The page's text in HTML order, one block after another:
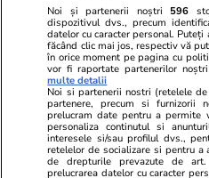
GSP
Noi și partenerii noștri 596
dispozitivul dvs., precum
datelor cu caracter personal.
făcând clic mai jos, respectiv vă
în orice moment pe pagina cu
vor fi raportate partenerilor
multe detalii
Noi si partenerii nostri (retelele
partenere, precum si furnizorii
prelucram date pentru a permite
personaliza continutul si
interesele si/sau profilul dvs.,
retelelor de socializare si pentru a
de drepturile prevazute de
prelucrarea datelor cu caracter